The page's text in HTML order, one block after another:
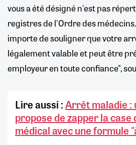
vous a été désigné n'est pas
registres de l'Ordre des
importe de souligner que votre
légalement valable et peut être
employeur en toute confiance",
Lire aussi :Arrêt maladie :
propose de zapper la case
médical avec une formule